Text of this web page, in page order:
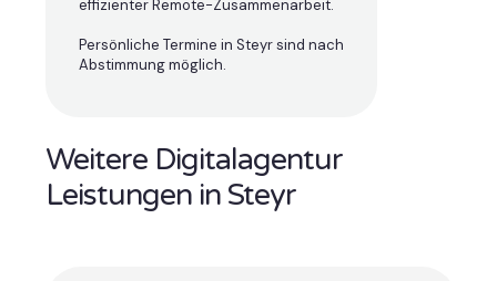
effizienter Remote-Zusammenarbeit.
Persönliche Termine in Steyr sind nach
Abstimmung möglich.
Weitere Digitalagentur
Leistungen in Steyr